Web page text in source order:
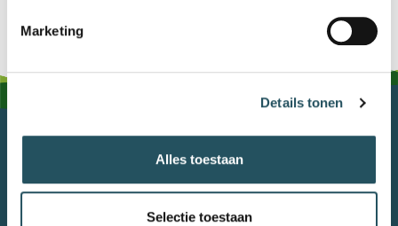
Marketing
Details tonen
Alles toestaan
Selectie toestaan
Stuur ons een e-mail